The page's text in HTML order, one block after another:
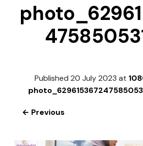
Published 20 July 2023 at
← Previous